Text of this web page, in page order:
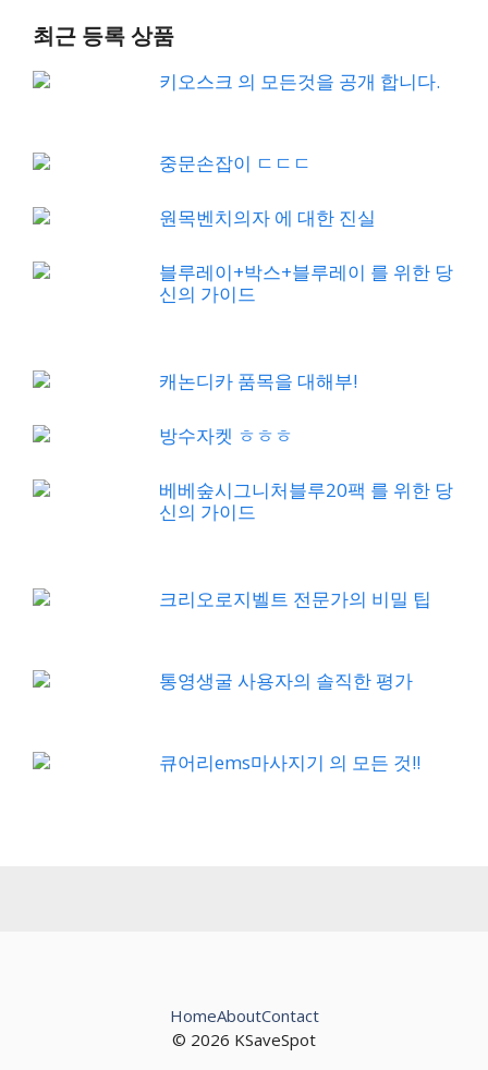
최근 등록 상품
키오스크 의 모든것을 공개 합니다.
중문손잡이 ㄷㄷㄷ
원목벤치의자 에 대한 진실
블루레이+박스+블루레이 를 위한 당
신의 가이드
캐논디카 품목을 대해부!
방수자켓 ㅎㅎㅎ
베베숲시그니처블루20팩 를 위한 당
신의 가이드
크리오로지벨트 전문가의 비밀 팁
통영생굴 사용자의 솔직한 평가
큐어리ems마사지기 의 모든 것!!
© 2026 KSaveSpot
HomeAboutContact